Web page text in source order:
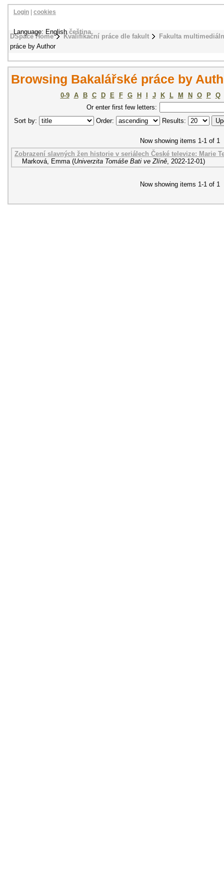
DSpace Home Kvalifikační práce dle fakult
Fakulta
práce by Author
Login cookies
Language: Englishčeština
Browsing Bakalářské práce by
0-9 A B C D E F G H J K L M N O P
Q
Or enter first few letters:
Sort by:
Order: Results:
Now showing items 1-1 of 1
Zobrazení slavných žen historie v seriálech České televize: Marie
Marková, Emma (Univerzita Tomáše Bati ve Zlíně, 2022-12-01)
Now showing items 1-1 of 1